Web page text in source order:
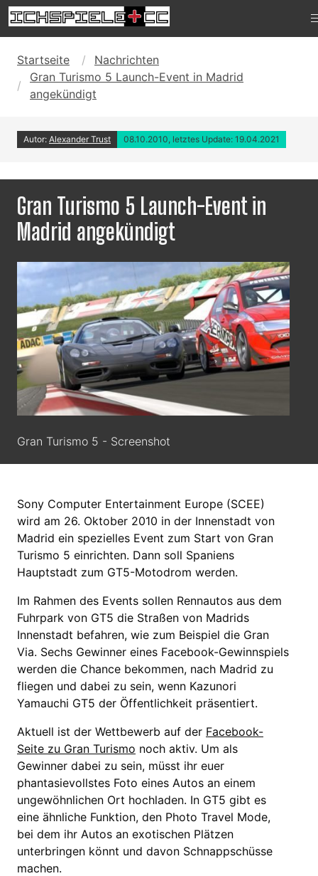
Startseite
Nachrichten
Gran Turismo 5 Launch-Event in Madrid
angekündigt
Autor: Alexander Trust 08.10.2010, letztes Update: 19.04.2021
Gran Turismo 5 Launch-Event in
Madrid angekündigt
Gran Turismo 5 - Screenshot
Sony Computer Entertainment Europe (SCEE)
wird am 26. Oktober 2010 in der Innenstadt von
Madrid ein spezielles Event zum Start von Gran
Turismo 5 einrichten. Dann soll Spaniens
Hauptstadt zum GT5-Motodrom werden.
Im Rahmen des Events sollen Rennautos aus dem
Fuhrpark von GT5 die Straßen von Madrids
Innenstadt befahren, wie zum Beispiel die Gran
Via. Sechs Gewinner eines Facebook-Gewinnspiels
werden die Chance bekommen, nach Madrid zu
fliegen und dabei zu sein, wenn Kazunori
Yamauchi GT5 der Öffentlichkeit präsentiert.
Aktuell ist der Wettbewerb auf der Facebook-
Seite zu Gran Turismo noch aktiv. Um als
Gewinner dabei zu sein, müsst ihr euer
phantasievollstes Foto eines Autos an einem
ungewöhnlichen Ort hochladen. In GT5 gibt es
eine ähnliche Funktion, den Photo Travel Mode,
bei dem ihr Autos an exotischen Plätzen
unterbringen könnt und davon Schnappschüsse
machen.